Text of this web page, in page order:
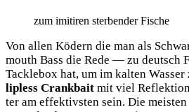
zum imi­ti­ren ster­ben­der Fische
Von allen Ködern die man als
mouth Bass die Rede — zu deutsch
Tack­le­box hat, um im kal­ten
lipless Crank­bait mit viel
ter am effek­tivs­ten sein. Die